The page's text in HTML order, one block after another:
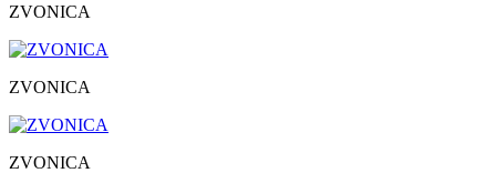
ZVONICA
ZVONICA
ZVONICA